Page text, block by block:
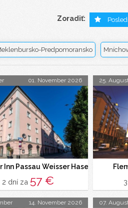
Zoradiť:
Predpomoransko
01. November 2026
Inn Passau Weisser Hase Hotel (Ex.
2 dní za 57 €
25.
14. November 2026 07.